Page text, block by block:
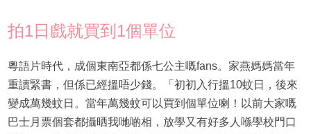
拍1日戲就買到1個單位
粵語片時代，成個東南亞都係七公主嘅fans。家燕媽媽當年
重讀緊書，但係已經搵唔少錢。「初初入行搵10蚊日，後來
變成萬幾蚊日。當年萬幾蚊可以買到個單位喇！以前大家嘅
巴士月票個套都攝晒我哋啲相，放學又有好多人喺學校門口